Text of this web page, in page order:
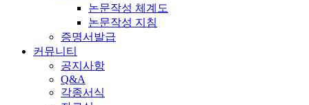
논문작성 체계도
논문작성 지침
증명서발급
커뮤니티
공지사항
Q&A
각종서식